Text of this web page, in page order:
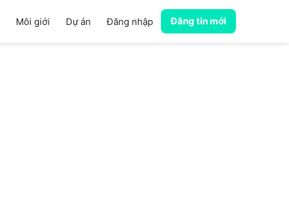
Môi giới Dự án Đăng nhập Đăng tin mới